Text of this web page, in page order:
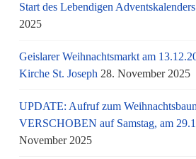
Start des Lebendigen
2025
Geislarer Weihnachtsmarkt am
Kirche St. Joseph 28. November 2025
UPDATE: Aufruf zum
VERSCHOBEN auf Samstag, am
November 2025